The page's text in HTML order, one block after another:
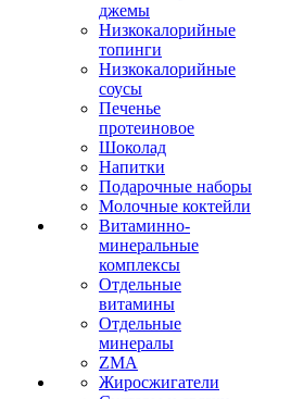
джемы
Низкокалорийные
топинги
Низкокалорийные
соусы
Печенье
протеиновое
Шоколад
Напитки
Подарочные наборы
Молочные коктейли
Витаминно-
минеральные
комплексы
Отдельные
витамины
Отдельные
минералы
ZMA
Жиросжигатели